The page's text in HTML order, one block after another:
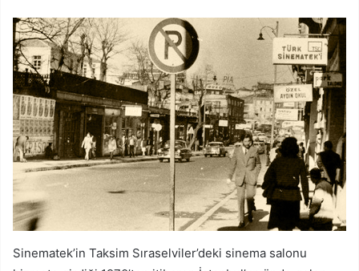
Sinematek’in Taksim Sıraselviler’deki sinema salonu